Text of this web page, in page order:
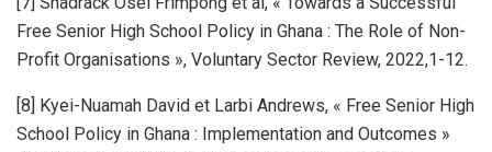
Free Senior High School Policy in Ghana : The Role of Non-
Profit Organisations », Voluntary Sector Review, 2022,1-12.
[8] Kyei-Nuamah David et Larbi Andrews, « Free Senior High
School Policy in Ghana : Implementation and Outcomes »